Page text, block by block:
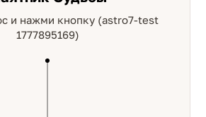
и нажми кнопку (astro7-test
1777895169)